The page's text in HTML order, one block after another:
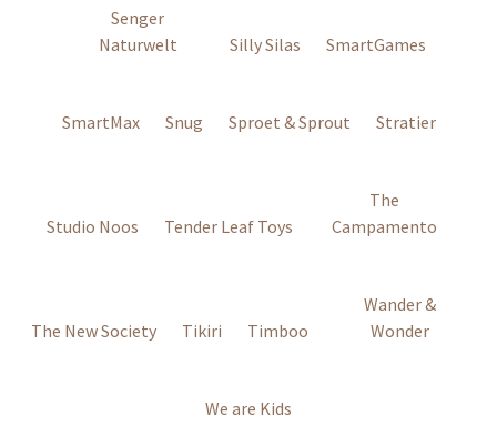
Senger
Naturwelt
Silly Silas SmartGames
SmartMax Snug Sproet & Sprout Stratier
Studio Noos Tender Leaf Toys
The
Campamento
The New Society Tikiri Timboo
Wander &
Wonder
We are Kids